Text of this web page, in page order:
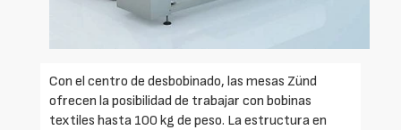
Con el centro de desbobinado, las mesas Zünd
ofrecen la posibilidad de trabajar con bobinas
textiles hasta 100 kg de peso. La estructura en